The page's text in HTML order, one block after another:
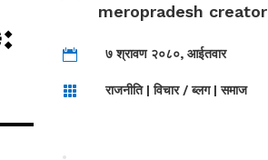
meropradesh creator
 ७ श्रावण २०८०, आईतवार
 राजनीति|विचार / ब्लग|समाज